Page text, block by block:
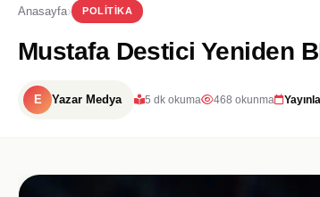
Anasayfa POLITIKA
Mustafa Destici Yeniden
E Yazar Medya 5 dk okuma 468 okunma